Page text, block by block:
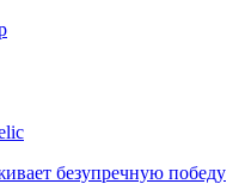
безупречную победу